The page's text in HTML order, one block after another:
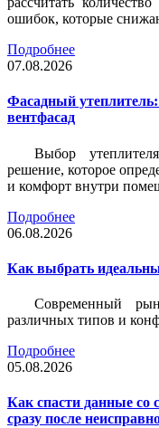
ошибок, которые
Подробнее
07.08.2026
Фасадный
вентфасад
Выбор
решение, которое
и комфорт внутри
Подробнее
06.08.2026
Как выбрать
Современный
различных типов и
Подробнее
05.08.2026
Как спасти данные со
сразу после